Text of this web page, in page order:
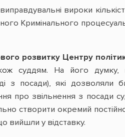
вироки
Кримінального
розвитку Центру
суддям. На його думку,
з посади), які
про звільнення з посади
створити окремий
вийшли у відставку.